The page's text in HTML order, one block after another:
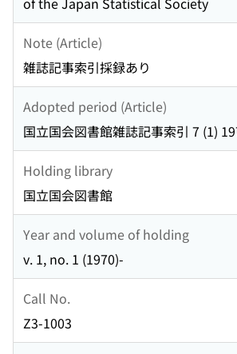
Note (Article)
雑誌記事索引採録あり
Adopted period (Article)
国立国会図書館雑誌記事索引 7 (1)
Holding library
国立国会図書館
Year and volume of holding
v. 1, no. 1 (1970)-
Call No.
Z3-1003